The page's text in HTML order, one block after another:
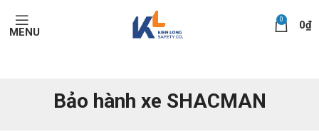
MENU
0 0₫
Bảo hành xe SHACMAN